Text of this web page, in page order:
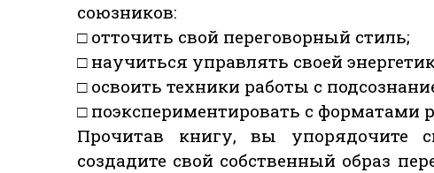
союзников:
□ отточить свой переговорный стиль;
□ научиться управлять своей
□ освоить техники работы с
□ поэкспериментировать с форматами
Прочитав книгу, вы упорядочите
создадите свой собственный образ